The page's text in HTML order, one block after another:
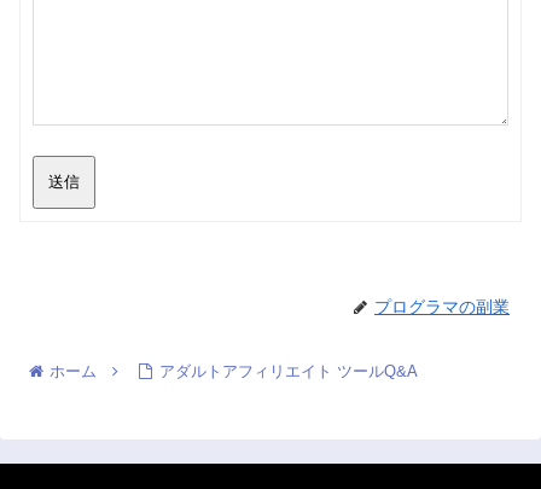
送信
プログラマの副業
ホーム アダルトアフィリエイト ツールQ&A